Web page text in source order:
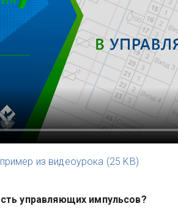
из видеоурока (25 KB)
управляющих импульсов?